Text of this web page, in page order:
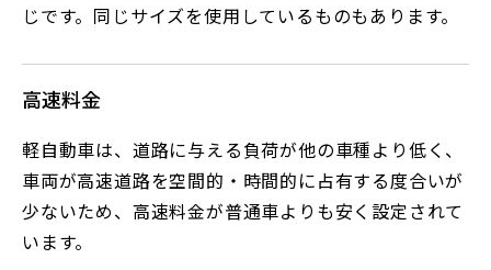
じです。同じサイズを使用しているものもあります。
高速料金
軽自動車は、道路に与える負荷が他の車種より低く、
車両が高速道路を空間的・時間的に占有する度合いが
少ないため、高速料金が普通車よりも安く設定されて
います。